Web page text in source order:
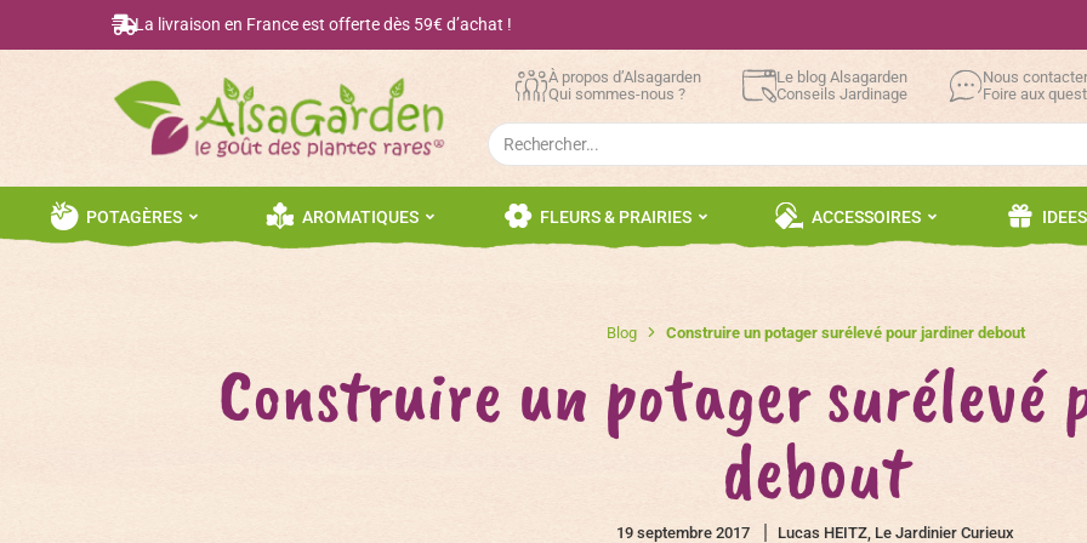
La livraison en France est offerte dès 59€ d’achat !
À propos d’Alsagarden
Qui sommes-nous ?
Le blog Alsagarden
Conseils Jardinage
Nous contacter
Foire aux
Search
for:
POTAGÈRES AROMATIQUES FLEURS & PRAIRIES ACCESSOIRES
Blog Construire un potager surélevé pour jardiner debout
Construire un potager surélevé
debout
19 septembre 2017 Lucas HEITZ, Le Jardinier Curieux